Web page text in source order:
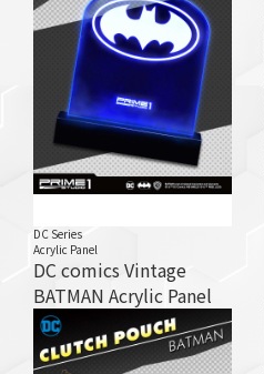
DC Series
Acrylic Panel
DC comics Vintage
BATMAN Acrylic Panel